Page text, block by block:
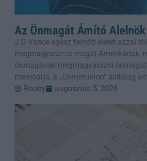
Az Önmagát Ámító Alelnök
J D Vance egész felnőtt életét azzal
megmagyarázza magát Amerikának,
önmagának megmagyarázni
memoárja, a „Communion" állítólag
Rooby
augusztus 5, 2026